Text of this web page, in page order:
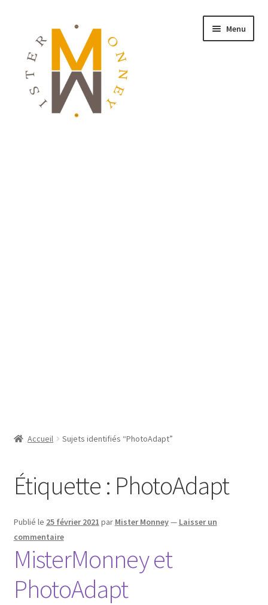
Menu
Accueil Sujets identifiés “PhotoAdapt”
Étiquette : PhotoAdapt
Publié le 25 février 2021 par Mister Monney— Laisser un
commentaire
MisterMonney et
PhotoAdapt